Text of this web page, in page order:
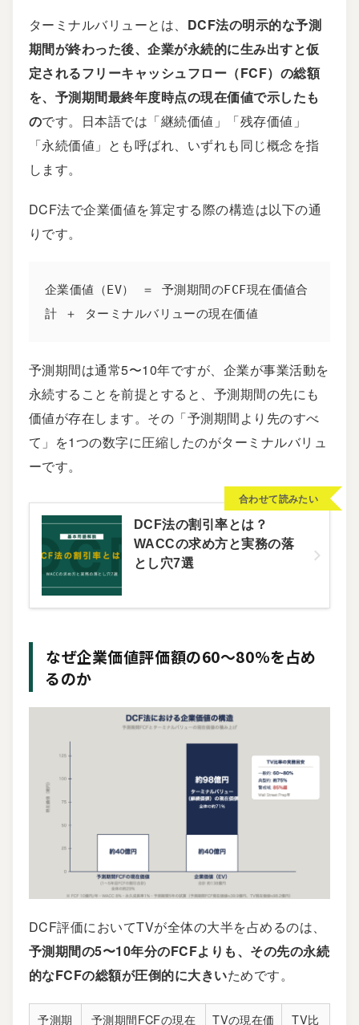
ターミナルバリューとは、 DCF法の明示的な予測
期間が終わった後、企業が永続的に生み出すと仮
定されるフリーキャッシュフロー（FCF）の総額
を、予測期間最終年度時点の現在価値で示したも
のです。日本語では「継続価値」「残存価値」
「永続価値」とも呼ばれ、いずれも同じ概念を指
します。
DCF法で企業価値を算定する際の構造は以下の通
りです。
企業価値（EV） ＝ 予測期間のFCF現在価値合
計 ＋ ターミナルバリューの現在価値
予測期間は通常5〜10年ですが、企業が事業活動を
永続することを前提とすると、予測期間の先にも
価値が存在します。その「予測期間より先のすべ
て」を1つの数字に圧縮したのがターミナルバリュ
ーです。
DCF法の割引率とは？
WACCの求め方と実務の落
とし穴7選
合わせて読みたい
なぜ企業価値評価額の60〜80%を占め
るのか
DCF評価においてTVが全体の大半を占めるのは、
予測期間の5〜10年分のFCFよりも、その先の永続
的なFCFの総額が圧倒的に大きいためです。
予測期 予測期間FCFの現在 TVの現在価 TV比